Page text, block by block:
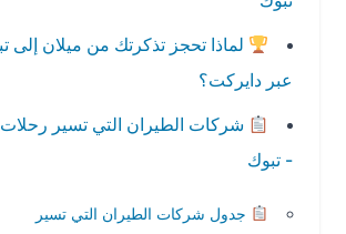
لماذا تحجز تذكرتك من ميلان إلى تبوك
عبر دايركت؟
شركات الطيران التي تسير رحلات ميلان
- تبوك
جدول شركات الطيران التي تسير